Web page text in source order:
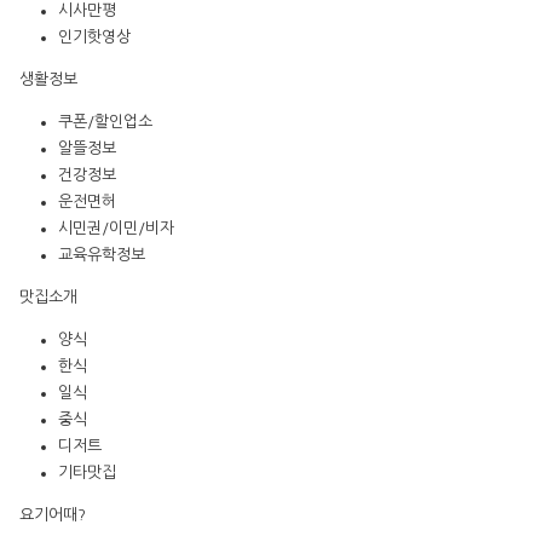
시사만평
인기핫영상
생활정보
쿠폰/할인업소
알뜰정보
건강정보
운전면허
시민권/이민/비자
교육유학정보
맛집소개
양식
한식
일식
중식
디저트
기타맛집
요기어때?